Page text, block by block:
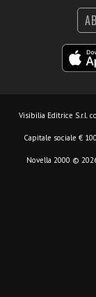
Visibilia Editrice S.r.l.
Capitale sociale €
Novella 2000 ©